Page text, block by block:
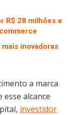
R$ 28 milhões e
inovadoras
a marca
alcance
investidor